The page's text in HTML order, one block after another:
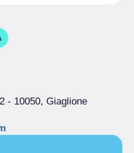
- 10050, Giaglione